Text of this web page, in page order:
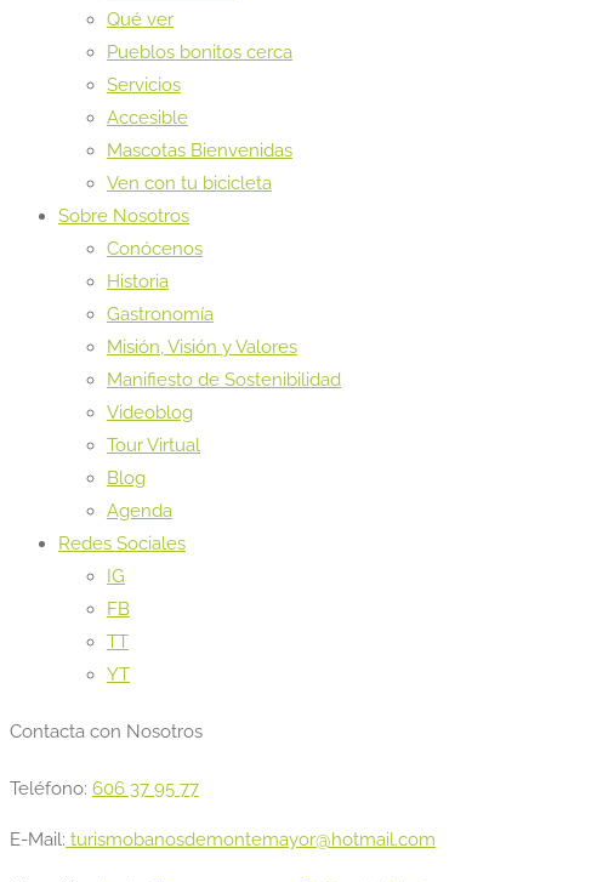
Qué ver
Pueblos bonitos cerca
Servicios
Accesible
Mascotas Bienvenidas
Ven con tu bicicleta
Sobre Nosotros
Conócenos
Historia
Gastronomía
Misión, Visión y Valores
Manifiesto de Sostenibilidad
Videoblog
Tour Virtual
Blog
Agenda
Redes Sociales
IG
FB
TT
YT
Contacta con Nosotros
Teléfono: 606 37 95 77
E-Mail: turismobanosdemontemayor@hotmail.com